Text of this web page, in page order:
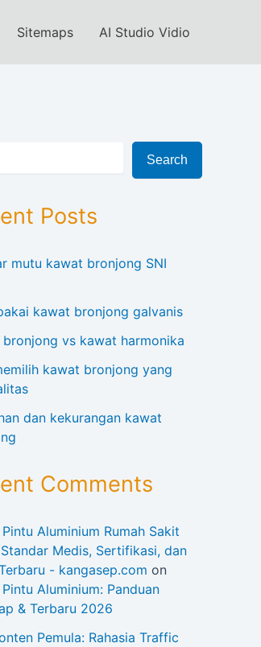
Sitemaps AI Studio Vidio
Search
Posts
mutu kawat bronjong SNI
kawat bronjong galvanis
bronjong vs kawat harmonika
kawat bronjong yang
dan kekurangan kawat
Comments
Aluminium Rumah Sakit
Medis, Sertifikasi, dan
- kangasep.com on
Aluminium: Panduan
& Terbaru 2026
Pemula: Rahasia Traffic